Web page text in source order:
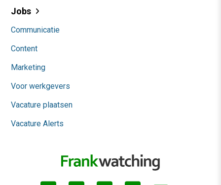
Jobs
Communicatie
Content
Marketing
Voor werkgevers
Vacature plaatsen
Vacature Alerts